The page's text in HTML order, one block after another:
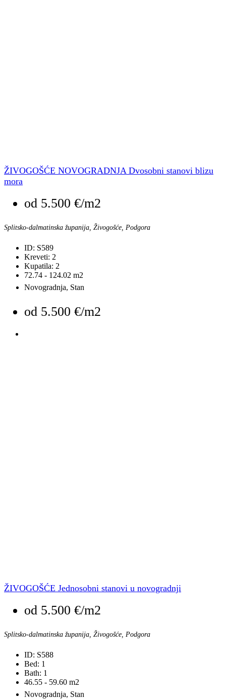
ŽIVOGOŠĆE NOVOGRADNJA Dvosobni stanovi blizu
mora
od 5.500 €/m2
Splitsko-dalmatinska županija, Živogošće, Podgora
ID: S589
Kreveti: 2
Kupatila: 2
72.74 - 124.02 m2
Novogradnja, Stan
od 5.500 €/m2
ŽIVOGOŠĆE Jednosobni stanovi u novogradnji
od 5.500 €/m2
Splitsko-dalmatinska županija, Živogošće, Podgora
ID: S588
Bed: 1
Bath: 1
46.55 - 59.60 m2
Novogradnja, Stan